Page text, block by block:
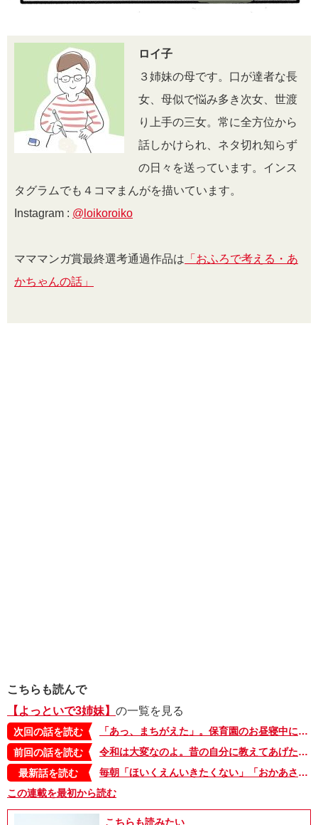
ロイ子
３姉妹の母です。口が達者な長
女、母似で悩み多き次女、世渡
り上手の三女。常に全方位から
話しかけられ、ネタ切れ知らず
の日々を送っています。インス
タグラムでも４コマまんがを描いています。
Instagram : @loikoroiko
マママンガ賞最終選考通過作品は 「おふろで考える・あ
かちゃんの話」
こちらも読んで
【よっといで3姉妹】 の一覧を見る
次回の話を読む
「あっ、まちがえた」。保育園のお昼寝中に聞いた先生の言葉に、思わず見てしまったものは…【よっといで3姉妹・7】
前回の話を読む
令和は大変なのよ。昔の自分に教えてあげたいこと【よっといで3姉妹・5】
最新話を読む
毎朝「ほいくえんいきたくない」「おかあさんがいい！」と泣いてしまう…。そんな娘が観たがる動画は…【よっといで3姉妹・セレクト】
この連載を最初から読む
こちらも読みたい